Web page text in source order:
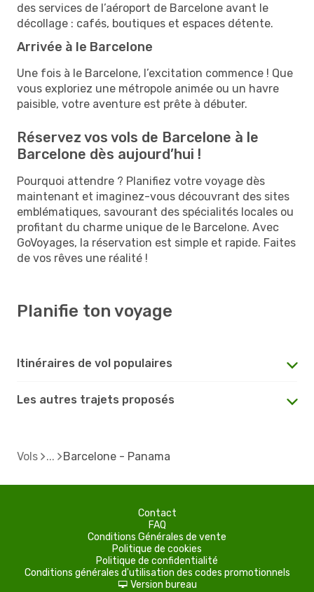
des services de l’aéroport de Barcelone avant le
décollage : cafés, boutiques et espaces détente.
Arrivée à le Barcelone
Une fois à le Barcelone, l’excitation commence ! Que
vous exploriez une métropole animée ou un havre
paisible, votre aventure est prête à débuter.
Réservez vos vols de Barcelone à le
Barcelone dès aujourd’hui !
Pourquoi attendre ? Planifiez votre voyage dès
maintenant et imaginez-vous découvrant des sites
emblématiques, savourant des spécialités locales ou
profitant du charme unique de le Barcelone. Avec
GoVoyages, la réservation est simple et rapide. Faites
de vos rêves une réalité !
Planifie ton voyage
Itinéraires de vol populaires
Les autres trajets proposés
Vols Barcelone - Panama
Contact
FAQ
Conditions Générales de vente
Politique de cookies
Politique de confidentialité
Conditions générales d'utilisation des codes promotionnels
d Version bureau